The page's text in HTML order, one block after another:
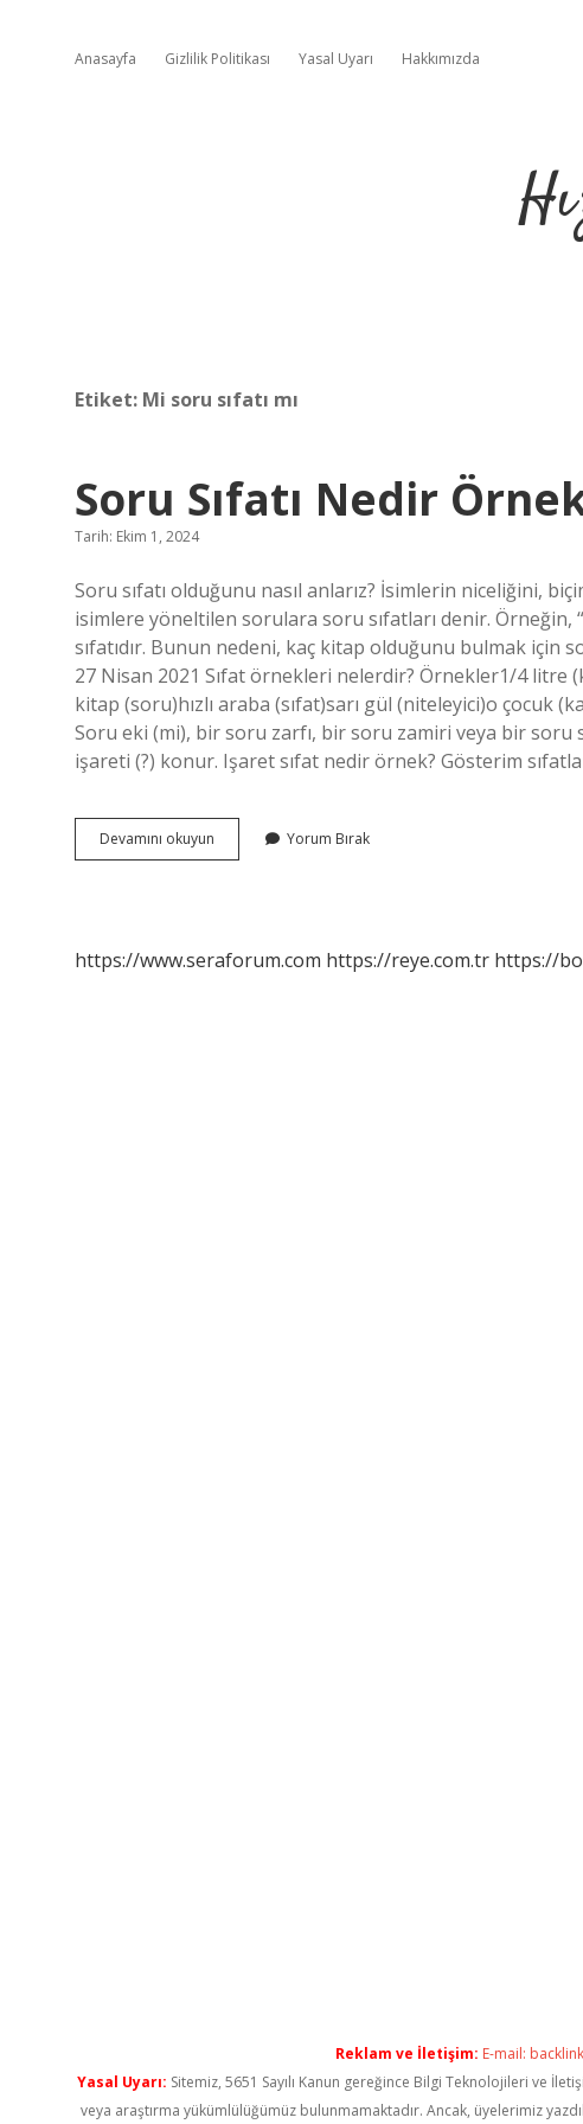
Anasayfa Gizlilik Politikası Yasal Uyarı Hakkımızda
Etiket: Mi soru sıfatı mı
Soru Sıfatı Nedir
Tarih: Ekim 1, 2024
Soru sıfatı olduğunu nasıl anlarız? İsimlerin niceliğini,
isimlere yöneltilen sorulara soru sıfatları denir. Örneğin,
sıfatıdır. Bunun nedeni, kaç kitap olduğunu bulmak için
27 Nisan 2021 Sıfat örnekleri nelerdir? Örnekler1/4 litre
kitap (soru)hızlı araba (sıfat)sarı gül (niteleyici)o çocuk
Soru eki (mi), bir soru zarfı, bir soru zamiri veya bir
işareti (?) konur. Işaret sıfat nedir örnek? Gösterim
Devamını okuyun
Sıfatı
Yorum Bırak
https://www.seraforum.com https://reye.com.tr https://
Reklam ve İletişim: E-mail:
Yasal Uyarı: Sitemiz, 5651 Sayılı Kanun gereğince Bilgi Teknolojileri ve
veya araştırma yükümlülüğümüz bulunmamaktadır. Ancak, üyelerimiz